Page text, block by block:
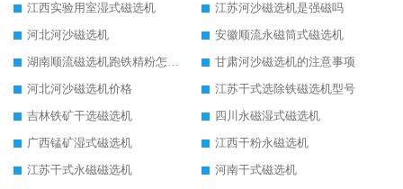
江西实验用室湿式磁选机
江苏河沙磁选机是强磁吗
河北河沙磁选机
安徽顺流永磁筒式磁选机
湖南顺流磁选机跑铁精粉怎么处理
甘肃河沙磁选机的注意事项
河北河沙磁选机价格
江苏干式选除铁磁选机型号
吉林铁矿干选磁选机
四川永磁湿式磁选机
广西锰矿湿式磁选机
江西干粉永磁选机
江苏干式永磁磁选机
河南干式磁选机